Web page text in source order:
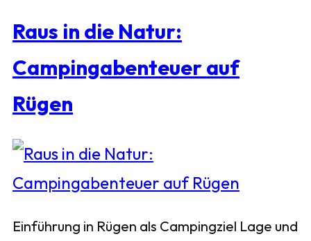
Raus in die Natur:
Campingabenteuer auf
Rügen
Einführung in Rügen als Campingziel Lage und